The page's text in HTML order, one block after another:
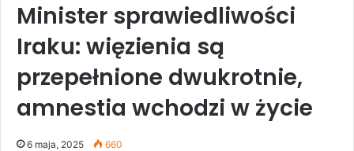
Minister sprawiedliwości
Iraku: więzienia są
przepełnione dwukrotnie,
amnestia wchodzi w życie
6 maja, 2025 660